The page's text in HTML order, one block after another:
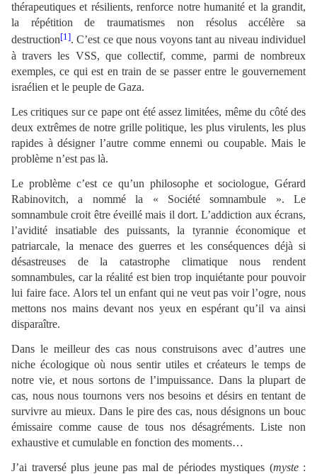
thérapeutiques et résilients, renforce notre humanité et la grandit,
la répétition de traumatismes non résolus accélère sa
destruction[1]. C’est ce que nous voyons tant au niveau individuel
à travers les VSS, que collectif, comme, parmi de nombreux
exemples, ce qui est en train de se passer entre le gouvernement
israélien et le peuple de Gaza.
Les critiques sur ce pape ont été assez limitées, même du côté des
deux extrêmes de notre grille politique, les plus virulents, les plus
rapides à désigner l’autre comme ennemi ou coupable. Mais le
problème n’est pas là.
Le problème c’est ce qu’un philosophe et sociologue, Gérard
Rabinovitch, a nommé la « Société somnambule ». Le
somnambule croit être éveillé mais il dort. L’addiction aux écrans,
l’avidité insatiable des puissants, la tyrannie économique et
patriarcale, la menace des guerres et les conséquences déjà si
désastreuses de la catastrophe climatique nous rendent
somnambules, car la réalité est bien trop inquiétante pour pouvoir
lui faire face. Alors tel un enfant qui ne veut pas voir l’ogre, nous
mettons nos mains devant nos yeux en espérant qu’il va ainsi
disparaître.
Dans le meilleur des cas nous construisons avec d’autres une
niche écologique où nous sentir utiles et créateurs le temps de
notre vie, et nous sortons de l’impuissance. Dans la plupart de
cas, nous nous tournons vers nos besoins et désirs en tentant de
survivre au mieux. Dans le pire des cas, nous désignons un bouc
émissaire comme cause de tous nos désagréments. Liste non
exhaustive et cumulable en fonction des moments…
J’ai traversé plus jeune pas mal de périodes mystiques (myste: